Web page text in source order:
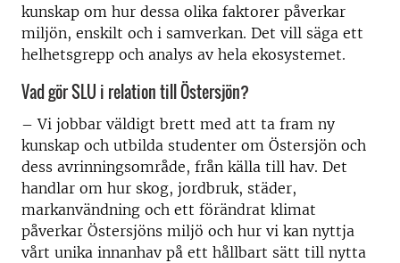
kunskap om hur dessa olika faktorer påverkar
miljön, enskilt och i samverkan. Det vill säga ett
helhetsgrepp och analys av hela ekosystemet.
Vad gör SLU i relation till Östersjön?
– Vi jobbar väldigt brett med att ta fram ny
kunskap och utbilda studenter om Östersjön och
dess avrinningsområde, från källa till hav. Det
handlar om hur skog, jordbruk, städer,
markanvändning och ett förändrat klimat
påverkar Östersjöns miljö och hur vi kan nyttja
vårt unika innanhav på ett hållbart sätt till nytta